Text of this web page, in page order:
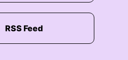
RSS Feed